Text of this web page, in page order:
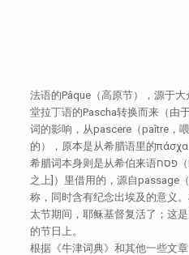
法语的Pâque（高原节），源于
堂拉丁语的Pascha转换而来（由
词的影响，从pascere（paître，
的），原本是从希腊语里的
希腊词本身则是从希伯来语פסח（Pessa'h，超越[par-dessus由…
之上]）里借用的，源自passage
称，同时含有纪念出埃及的意义
太节期间，耶稣基督复活了；这
的节日上。
根据《牛津词典》和其他一些文